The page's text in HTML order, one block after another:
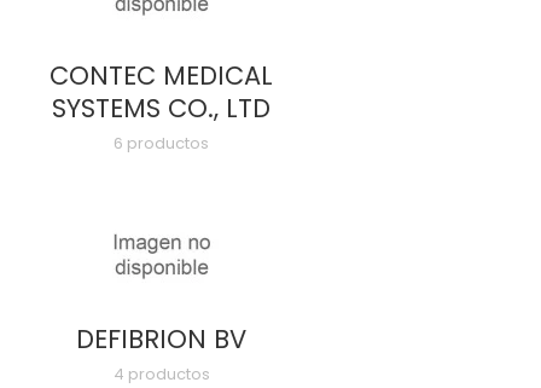
CONTEC MEDICAL
SYSTEMS CO., LTD
6 productos
DEFIBRION BV
4 productos